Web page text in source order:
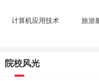
计算机应用技术 旅游
院校风光